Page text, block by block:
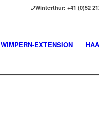
Winterthur: +41 (0)52
WIMPERN-EXTENSION